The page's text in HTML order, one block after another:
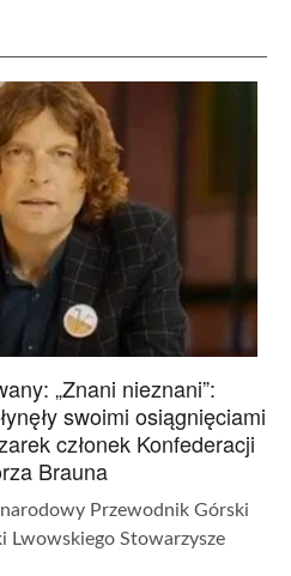
„Znani nieznani”:
swoimi osiągnięciami
członek Konfederacji
Brauna
Przewodnik Górski
Lwowskiego Stowarzysze